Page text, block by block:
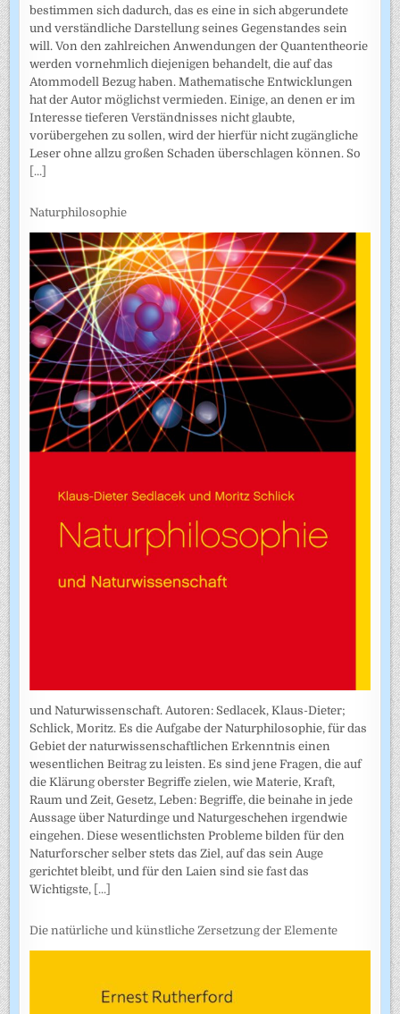
bestimmen sich dadurch, das es eine in sich abgerundete
und verständliche Darstellung seines Gegenstandes sein
will. Von den zahlreichen Anwendungen der Quantentheorie
werden vornehmlich diejenigen behandelt, die auf das
Atommodell Bezug haben. Mathematische Entwicklungen
hat der Autor möglichst vermieden. Einige, an denen er im
Interesse tieferen Verständnisses nicht glaubte,
vorübergehen zu sollen, wird der hierfür nicht zugängliche
Leser ohne allzu großen Schaden überschlagen können. So
[...]
Naturphilosophie
und Naturwissenschaft. Autoren: Sedlacek, Klaus-Dieter;
Schlick, Moritz. Es die Aufgabe der Naturphilosophie, für das
Gebiet der naturwissenschaftlichen Erkenntnis einen
wesentlichen Beitrag zu leisten. Es sind jene Fragen, die auf
die Klärung oberster Begriffe zielen, wie Materie, Kraft,
Raum und Zeit, Gesetz, Leben: Begriffe, die beinahe in jede
Aussage über Naturdinge und Naturgeschehen irgendwie
eingehen. Diese wesentlichsten Probleme bilden für den
Naturforscher selber stets das Ziel, auf das sein Auge
gerichtet bleibt, und für den Laien sind sie fast das
Wichtigste, [...]
Die natürliche und künstliche Zersetzung der Elemente